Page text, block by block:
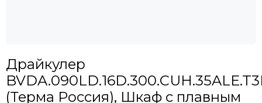
Драйкулер
(Терма Россия), Шкаф с плавным